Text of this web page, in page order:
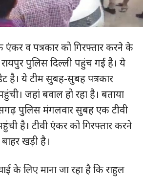
एंकर व पत्रकार को गिरफ्तार करने के
पुलिस दिल्ली पहुंच गई है। ये
है। ये टीम सुबह-सुबह पत्रकार
जहां बवाल हो रहा है। बताया
पुलिस मंगलवार सुबह एक टीवी
है। टीवी एंकर को गिरफ्तार करने
खड़ी है।
के लिए माना जा रहा है कि राहुल